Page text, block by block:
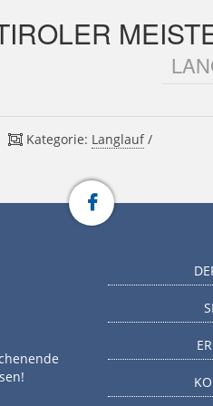
Kategorie: Langlauf/